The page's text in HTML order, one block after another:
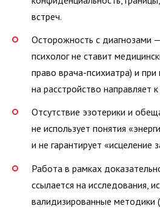
встреч.
Осторожность с диагнозами
психолог не ставит
право врача-психиатра) и
на расстройство направляет к
Отсутствие эзотерики и
не использует понятия
и не гарантирует «исцеление
Работа в рамках
ссылается на исследования,
валидизированные методики